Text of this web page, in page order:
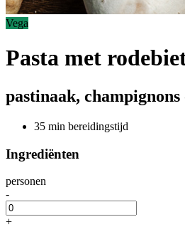
Vega
Pasta met
pastinaak, champignons
35 min bereidingstijd
Ingrediënten
personen
-
+